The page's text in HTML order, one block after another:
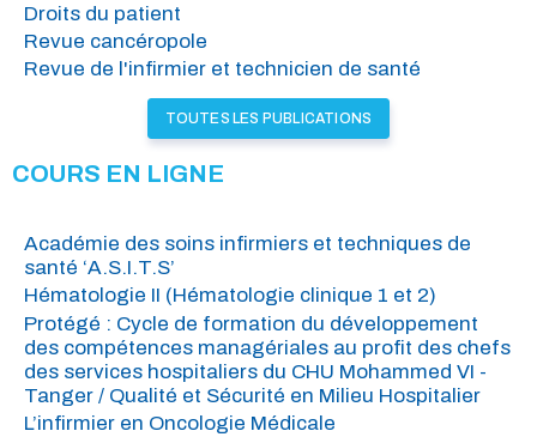
Droits du patient
Revue cancéropole
Revue de l'infirmier et technicien de santé
TOUTES LES PUBLICATIONS
COURS EN LIGNE
Académie des soins infirmiers et techniques de
santé ‘A.S.I.T.S’
Hématologie II (Hématologie clinique 1 et 2)
Protégé : Cycle de formation du développement
des compétences managériales au profit des chefs
des services hospitaliers du CHU Mohammed VI -
Tanger / Qualité et Sécurité en Milieu Hospitalier
L’infirmier en Oncologie Médicale